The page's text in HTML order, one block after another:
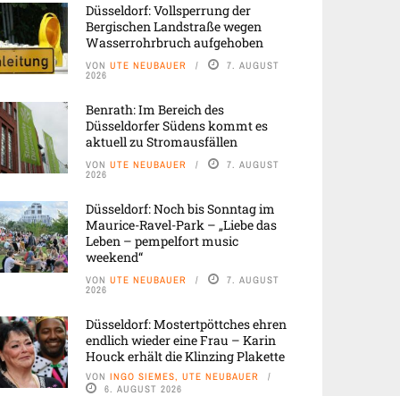
Düsseldorf: Vollsperrung der
Bergischen Landstraße wegen
Wasserrohrbruch aufgehoben
VON UTE NEUBAUER 7. AUGUST
2026
Benrath: Im Bereich des
Düsseldorfer Südens kommt es
aktuell zu Stromausfällen
VON UTE NEUBAUER 7. AUGUST
2026
Düsseldorf: Noch bis Sonntag im
Maurice-Ravel-Park – „Liebe das
Leben – pempelfort music
weekend“
VON UTE NEUBAUER 7. AUGUST
2026
Düsseldorf: Mostertpöttches ehren
endlich wieder eine Frau – Karin
Houck erhält die Klinzing Plakette
VON INGO SIEMES, UTE NEUBAUER
6. AUGUST 2026